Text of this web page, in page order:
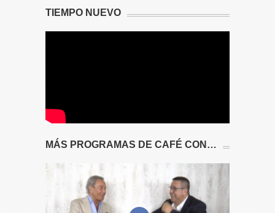
TIEMPO NUEVO
MÁS PROGRAMAS DE CAFÉ CON…